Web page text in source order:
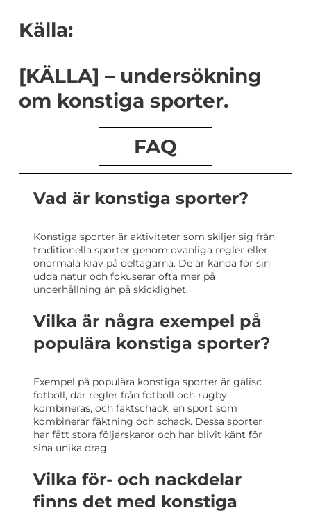
Källa:
[KÄLLA] – undersökning
om konstiga sporter.
FAQ
Vad är konstiga sporter?
Konstiga sporter är aktiviteter som skiljer sig från
traditionella sporter genom ovanliga regler eller
onormala krav på deltagarna. De är kända för sin
udda natur och fokuserar ofta mer på
underhållning än på skicklighet.
Vilka är några exempel på
populära konstiga sporter?
Exempel på populära konstiga sporter är gälisc
fotboll, där regler från fotboll och rugby
kombineras, och fäktschack, en sport som
kombinerar fäktning och schack. Dessa sporter
har fått stora följarskaror och har blivit känt för
sina unika drag.
Vilka för- och nackdelar
finns det med konstiga